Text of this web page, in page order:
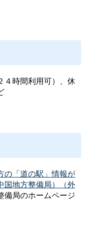
時間利用可）、休
の「道の駅」情報が
国地方整備局）（外
備局のホームページ